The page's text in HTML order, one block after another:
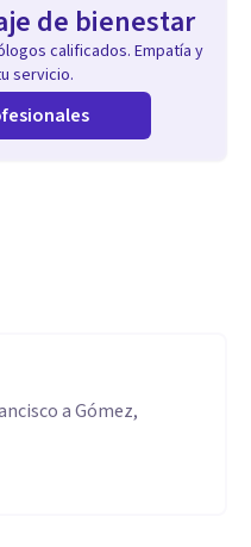
de bienestar
calificados. Empatía y
servicio.
a Gómez,